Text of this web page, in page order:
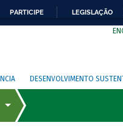
PARTICIPE LEGISLAÇÃO
DESENVOLVIMENTO